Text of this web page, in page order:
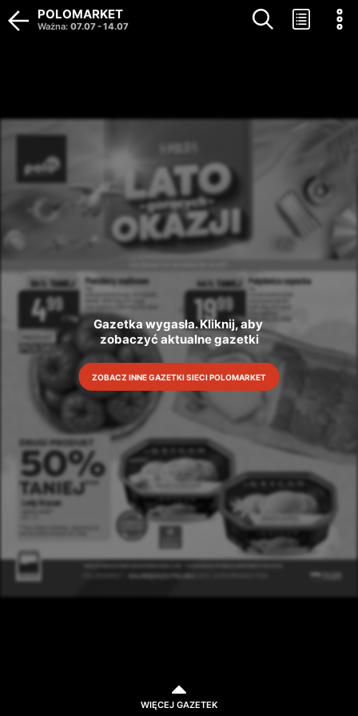
Gazetka wygasła. Kliknij, aby
zobaczyć aktualne gazetki
ZOBACZ INNE GAZETKI SIECI POLOMARKET
POLOMARKET
Ważna: 07.07-14.07
WIĘCEJ GAZETEK